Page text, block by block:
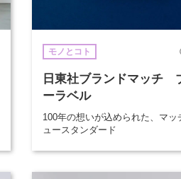
モノとコト
日東社ブランドマッチ
ーラベル
100年の想いが込められた、マッ
ュースタンダード